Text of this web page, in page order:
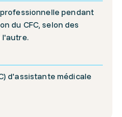
pendant
du CFC, selon des
l'autre.
d'assistante médicale